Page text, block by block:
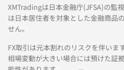
XMTradingは日本金融庁(JFSA)の監
は日本居住者を対象とした金融商品
せん。
FX取引は元本割れのリスクを伴いま
相場変動が大きい場合には預けた証